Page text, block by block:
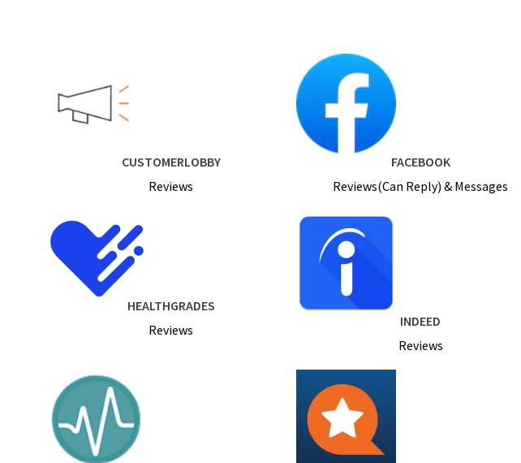
CUSTOMERLOBBY
Reviews
FACEBOOK
Reviews(Can Reply) & Messages
HEALTHGRADES
Reviews
INDEED
Reviews